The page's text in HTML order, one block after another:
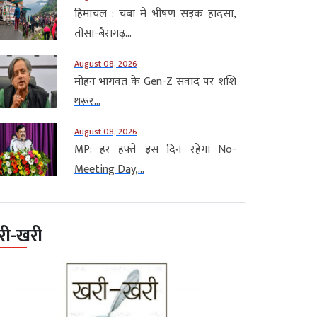
हिमाचल : चंबा में भीषण सड़क हादसा,
तीसा-बैरागढ़...
August 08, 2026
मोहन भागवत के Gen-Z संवाद पर शशि
थरूर...
August 08, 2026
MP: हर हफ्ते इस दिन रहेगा No-
Meeting Day,...
खरी